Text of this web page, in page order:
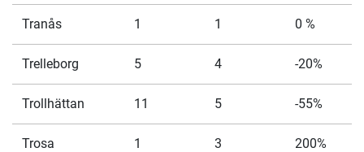
Tranås 1 1 0 %
Trelleborg 5 4 -20%
Trollhättan 11 5 -55%
Trosa 1 3 200%